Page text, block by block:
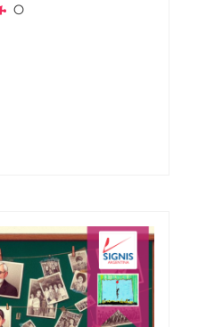
0